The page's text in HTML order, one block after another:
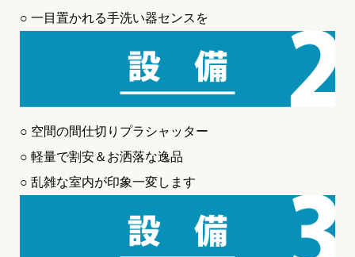
○ 一目置かれる手洗い器センスを
○ 空間の間仕切りプラシャッター
○ 軽量で割安＆お洒落な逸品
○ 乱雑な室内が印象一変します